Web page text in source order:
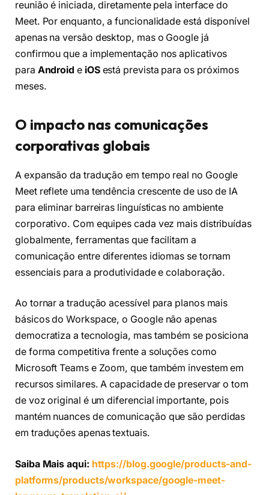
reunião é iniciada, diretamente pela interface do
Meet. Por enquanto, a funcionalidade está disponível
apenas na versão desktop, mas o Google já
confirmou que a implementação nos aplicativos
para Android e iOSestá prevista para os próximos
meses.
O impacto nas comunicações
corporativas globais
A expansão da tradução em tempo real no Google
Meet reflete uma tendência crescente de uso de IA
para eliminar barreiras linguísticas no ambiente
corporativo. Com equipes cada vez mais distribuídas
globalmente, ferramentas que facilitam a
comunicação entre diferentes idiomas se tornam
essenciais para a produtividade e colaboração.
Ao tornar a tradução acessível para planos mais
básicos do Workspace, o Google não apenas
democratiza a tecnologia, mas também se posiciona
de forma competitiva frente a soluções como
Microsoft Teams e Zoom, que também investem em
recursos similares. A capacidade de preservar o tom
de voz original é um diferencial importante, pois
mantém nuances de comunicação que são perdidas
em traduções apenas textuais.
Saiba Mais aqui: https://blog.google/products-and-
platforms/products/workspace/google-meet-